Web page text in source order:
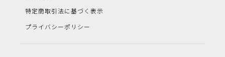
特定商取引法に基づく表示
プライバシーポリシー